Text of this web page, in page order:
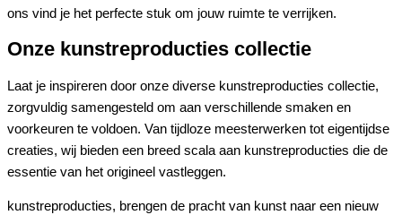
ons vind je het perfecte stuk om jouw ruimte te verrijken.
Onze kunstreproducties collectie
Laat je inspireren door onze diverse kunstreproducties collectie,
zorgvuldig samengesteld om aan verschillende smaken en
voorkeuren te voldoen. Van tijdloze meesterwerken tot eigentijdse
creaties, wij bieden een breed scala aan kunstreproducties die de
essentie van het origineel vastleggen.
kunstreproducties, brengen de pracht van kunst naar een nieuw